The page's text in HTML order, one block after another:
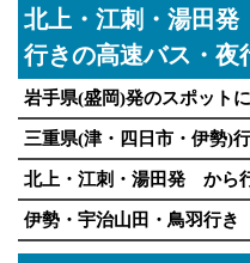
北上・江刺・湯田
行きの高速バス・夜
岩手県(盛岡)発のスポット
三重県(津・四日市・伊勢)
北上・江刺・湯田発 から
伊勢・宇治山田・鳥羽行